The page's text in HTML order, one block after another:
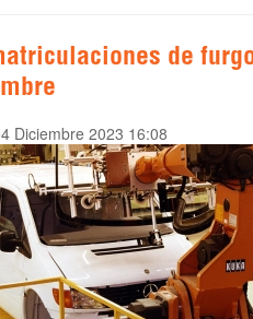
de
Diciembre 2023 16:08